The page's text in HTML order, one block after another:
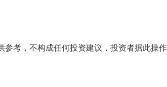
考，不构成任何投资建议，投资者据此操